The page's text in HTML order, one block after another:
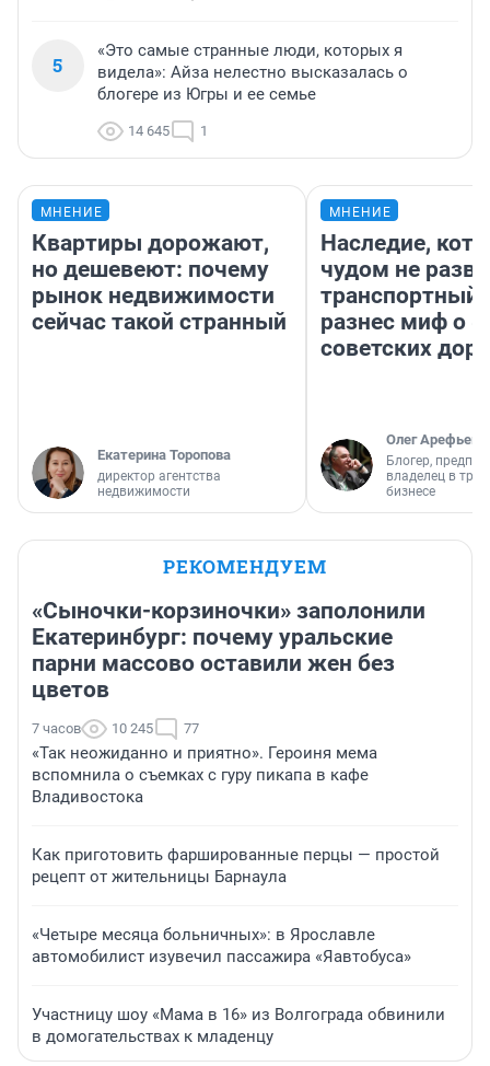
5
«Это самые странные люди, которых я
видела»: Айза нелестно высказалась о
блогере из Югры и ее семье
14 645 1
МНЕНИЕ
Квартиры дорожают,
но дешевеют: почему
рынок недвижимости
сейчас такой странный
Екатерина Торопова
директор агентства
недвижимости
МНЕНИЕ
Наследие,
чудом не
транспортный
разнес миф о
советских
Олег Арефьев
Блогер,
владелец в
бизнесе
РЕКОМЕНДУЕМ
«Сыночки-корзиночки» заполонили
Екатеринбург: почему уральские
парни массово оставили жен без
цветов
7 часов 10 245 77
«Так неожиданно и приятно». Героиня мема
вспомнила о съемках с гуру пикапа в кафе
Владивостока
Как приготовить фаршированные перцы — простой
рецепт от жительницы Барнаула
«Четыре месяца больничных»: в Ярославле
автомобилист изувечил пассажира «Яавтобуса»
Участницу шоу «Мама в 16» из Волгограда обвинили
в домогательствах к младенцу